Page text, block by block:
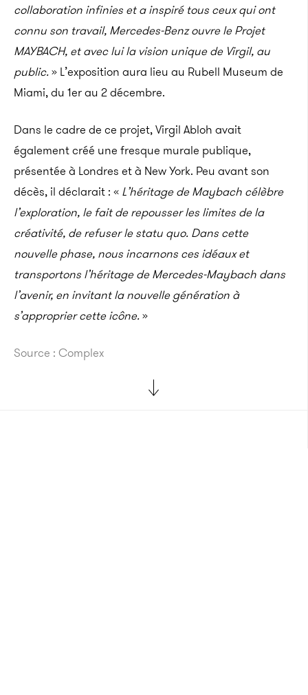
collaboration infinies et a inspiré tous ceux qui ont
connu son travail, Mercedes-Benz ouvre le Projet
MAYBACH, et avec lui la vision unique de Virgil, au
public.» L’exposition aura lieu au Rubell Museum de
Miami, du 1er au 2 décembre.
Dans le cadre de ce projet, Virgil Abloh avait
également créé une fresque murale publique,
présentée à Londres et à New York. Peu avant son
décès, il déclarait : « L’héritage deMaybach célèbre
l’exploration, le fait de repousser les limites de la
créativité, de refuser le statu quo. Dans cette
nouvelle phase, nous incarnons ces idéaux et
transportons l’héritage deMercedes-Maybach dans
l’avenir, en invitant la nouvelle génération à
s’approprier cette icône.»
Source : Complex